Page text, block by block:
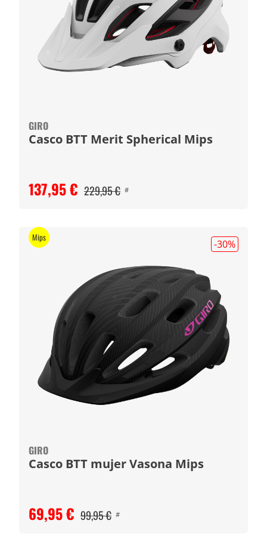
GIRO
Casco BTT Merit Spherical Mips
137,95 € 229,95 € #
-30%
GIRO
Casco BTT mujer Vasona Mips
69,95 € 99,95 € #
Mips